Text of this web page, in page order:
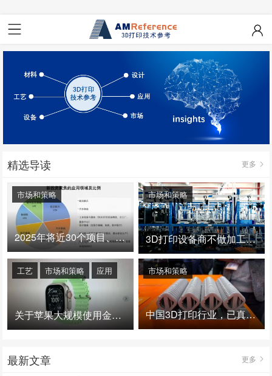
精选导读 更多
2025年将近30个项目、150亿投资：3D打印真的迎来爆发拐点了吗
市场和策略
3D打印设备商不做加工服务，就成了旁观者！
市场和策略
关于苹果大规模使用金属3D打印的思考
工艺 市场和策略 应用
中国3D打印行业，已真正进入爆发时代！
市场和策略
最新文章 更多